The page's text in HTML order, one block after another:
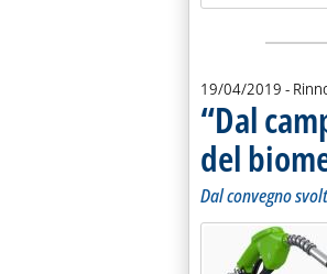
19/04/2019 -
“Dal
del
Dal convegno